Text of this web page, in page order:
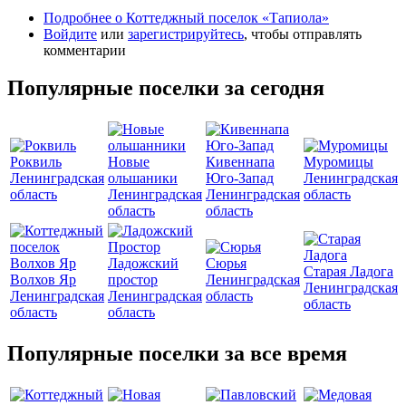
Подробнее о Коттеджный поселок «Тапиола»
Войдите или зарегистрируйтесь, чтобы отправлять
комментарии
Популярные поселки за сегодня
Роквиль
Ленинградская
область
Новые
ольшаники
Ленинградская
область
Кивеннапа
Юго-Запад
Ленинградская
область
Муромицы
Ленинградская
область
Волхов Яр
Ленинградская
область
Ладожский
простор
Ленинградская
область
Сюрья
Ленинградская
область
Старая Ладога
Ленинградская
область
Популярные поселки за все время